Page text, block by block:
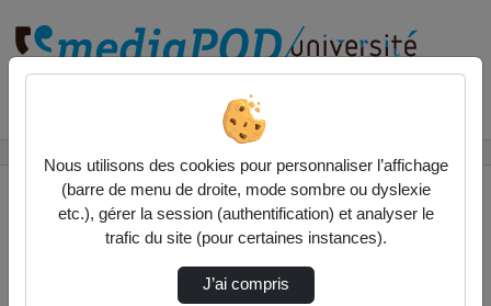
Contactez nous
Nous utilisons des cookies pour personnaliser l’affichage
(barre de menu de droite, mode sombre ou dyslexie
etc.), gérer la session (authentification) et analyser le
trafic du site (pour certaines instances).
J’ai compris